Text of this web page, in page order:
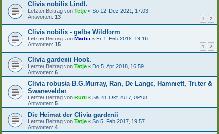
Clivia nobilis Lindl.
Letzter Beitrag von Tetje « So 12. Dez 2021, 17:03
Antworten: 13 1 2
Clivia nobilis - gelbe Wildform
Letzter Beitrag von Martin « Fr 1. Feb 2019, 19:16
Antworten: 15 1 2
Clivia gardenii Hook.
Letzter Beitrag von Tetje « Do 5. Apr 2018, 16:59
Antworten: 6
Clivia robusta B.G.Murray, Ran, De Lange, Hammett, Truter &
Swanevelder
Letzter Beitrag von Rudi « Sa 28. Okt 2017, 09:08
Antworten: 5
Die Heimat der Clivia gardenii
Letzter Beitrag von Tetje « So 5. Feb 2017, 19:57
Antworten: 4